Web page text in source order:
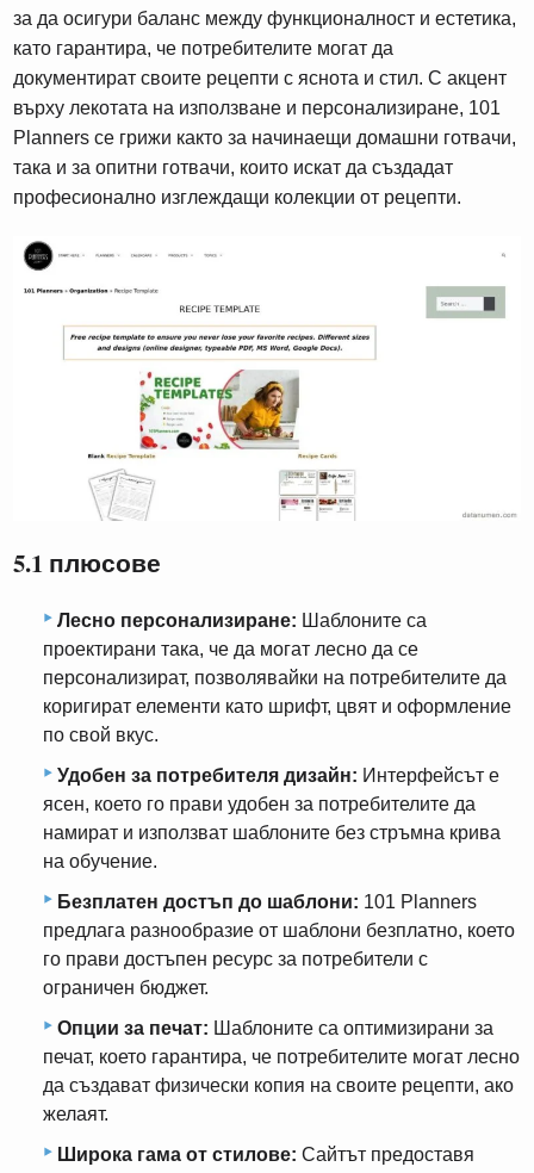
за да осигури баланс между функционалност и естетика,
като гарантира, че потребителите могат да
документират своите рецепти с яснота и стил. С акцент
върху лекотата на използване и персонализиране, 101
Planners се грижи както за начинаещи домашни готвачи,
така и за опитни готвачи, които искат да създадат
професионално изглеждащи колекции от рецепти.
5.1 плюсове
Лесно персонализиране: Шаблоните са
проектирани така, че да могат лесно да се
персонализират, позволявайки на потребителите да
коригират елементи като шрифт, цвят и оформление
по свой вкус.
Удобен за потребителя дизайн: Интерфейсът е
ясен, което го прави удобен за потребителите да
намират и използват шаблоните без стръмна крива
на обучение.
Безплатен достъп до шаблони: 101 Planners
предлага разнообразие от шаблони безплатно, което
го прави достъпен ресурс за потребители с
ограничен бюджет.
Опции за печат: Шаблоните са оптимизирани за
печат, което гарантира, че потребителите могат лесно
да създават физически копия на своите рецепти, ако
желаят.
Широка гама от стилове: Сайтът предоставя